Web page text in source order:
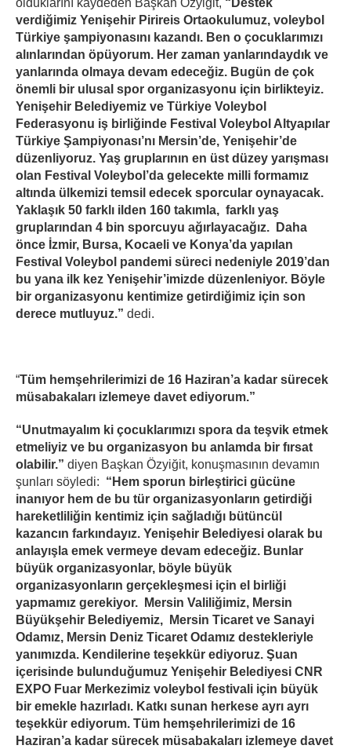
olduklarını kaydeden Başkan Özyiğit, “Destek
verdiğimiz Yenişehir Pirireis Ortaokulumuz, voleybol
Türkiye şampiyonasını kazandı. Ben o çocuklarımızı
alınlarından öpüyorum. Her zaman yanlarındaydık ve
yanlarında olmaya devam edeceğiz. Bugün de çok
önemli bir ulusal spor organizasyonu için birlikteyiz.
Yenişehir Belediyemiz ve Türkiye Voleybol
Federasyonu iş birliğinde Festival Voleybol Altyapılar
Türkiye Şampiyonası’nı Mersin’de, Yenişehir’de
düzenliyoruz. Yaş gruplarının en üst düzey yarışması
olan Festival Voleybol’da gelecekte milli formamız
altında ülkemizi temsil edecek sporcular oynayacak.
Yaklaşık 50 farklı ilden 160 takımla, farklı yaş
gruplarından 4 bin sporcuyu ağırlayacağız. Daha
önce İzmir, Bursa, Kocaeli ve Konya’da yapılan
Festival Voleybol pandemi süreci nedeniyle 2019’dan
bu yana ilk kez Yenişehir’imizde düzenleniyor. Böyle
bir organizasyonu kentimize getirdiğimiz için son
derece mutluyuz.” dedi.
“Tüm hemşehrilerimizi de 16 Haziran’a kadar sürecek
müsabakaları izlemeye davet ediyorum.”
“Unutmayalım ki çocuklarımızı spora da teşvik etmek
etmeliyiz ve bu organizasyon bu anlamda bir fırsat
olabilir.” diyen Başkan Özyiğit, konuşmasının devamın
şunları söyledi: “Hem sporun birleştirici gücüne
inanıyor hem de bu tür organizasyonların getirdiği
hareketliliğin kentimiz için sağladığı bütüncül
kazancın farkındayız. Yenişehir Belediyesi olarak bu
anlayışla emek vermeye devam edeceğiz. Bunlar
büyük organizasyonlar, böyle büyük
organizasyonların gerçekleşmesi için el birliği
yapmamız gerekiyor. Mersin Valiliğimiz, Mersin
Büyükşehir Belediyemiz, Mersin Ticaret ve Sanayi
Odamız, Mersin Deniz Ticaret Odamız destekleriyle
yanımızda. Kendilerine teşekkür ediyoruz. Şuan
içerisinde bulunduğumuz Yenişehir Belediyesi CNR
EXPO Fuar Merkezimiz voleybol festivali için büyük
bir emekle hazırladı. Katkı sunan herkese ayrı ayrı
teşekkür ediyorum. Tüm hemşehrilerimizi de 16
Haziran’a kadar sürecek müsabakaları izlemeye davet